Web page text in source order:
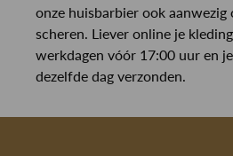
onze huisbarbier ook
scheren. Liever online je
werkdagen vóór 17:00 uur en
dezelfde dag verzonden.